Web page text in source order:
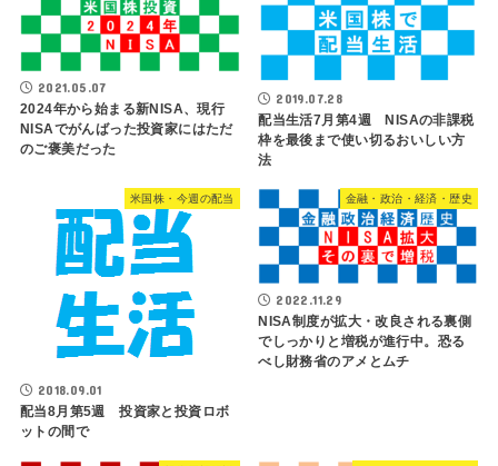
2021.05.07
2024年から始まる新NISA、現行
NISAでがんばった投資家にはただ
のご褒美だった
2019.07.28
配当生活7月第4週 NISAの非課税
枠を最後まで使い切るおいしい方
法
米国株・今週の配当
2018.09.01
配当8月第5週 投資家と投資ロボ
ットの間で
金融・政治・経済・歴史
2022.11.29
NISA制度が拡大・改良される裏側
でしっかりと増税が進行中。恐る
べし財務省のアメとムチ